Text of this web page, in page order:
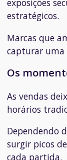
exposições
estratégicos.
Marcas que
capturar uma
Os
As vendas
horários
Dependendo
surgir picos
cada partida.